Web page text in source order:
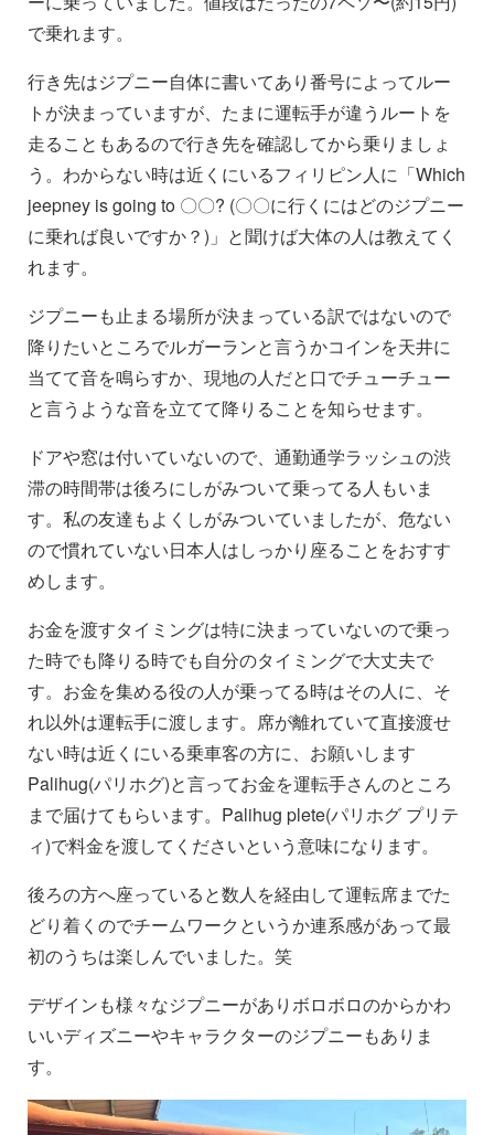
で乗れます。
行き先はジプニー自体に書いてあり番号によってルー
トが決まっていますが、たまに運転手が違うルートを
走ることもあるので行き先を確認してから乗りましょ
う。わからない時は近くにいるフィリピン人に「Which
jeepney is going to 〇〇? (〇〇に行くにはどのジプニー
に乗れば良いですか？)」と聞けば大体の人は教えてく
れます。
ジプニーも止まる場所が決まっている訳ではないので
降りたいところでルガーランと言うかコインを天井に
当てて音を鳴らすか、現地の人だと口でチューチュー
と言うような音を立てて降りることを知らせます。
ドアや窓は付いていないので、通勤通学ラッシュの渋
滞の時間帯は後ろにしがみついて乗ってる人もいま
す。私の友達もよくしがみついていましたが、危ない
ので慣れていない日本人はしっかり座ることをおすす
めします。
お金を渡すタイミングは特に決まっていないので乗っ
た時でも降りる時でも自分のタイミングで大丈夫で
す。お金を集める役の人が乗ってる時はその人に、そ
れ以外は運転手に渡します。席が離れていて直接渡せ
ない時は近くにいる乗車客の方に、お願いします
Palihug(パリホグ)と言ってお金を運転手さんのところ
まで届けてもらいます。Palihug plete(パリホグ プリテ
ィ)で料金を渡してくださいという意味になります。
後ろの方へ座っていると数人を経由して運転席までた
どり着くのでチームワークというか連系感があって最
初のうちは楽しんでいました。笑
デザインも様々なジプニーがありボロボロのからかわ
いいディズニーやキャラクターのジプニーもありま
す。